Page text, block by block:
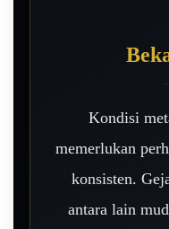
Kondisi
memerlukan
konsisten.
antara lain